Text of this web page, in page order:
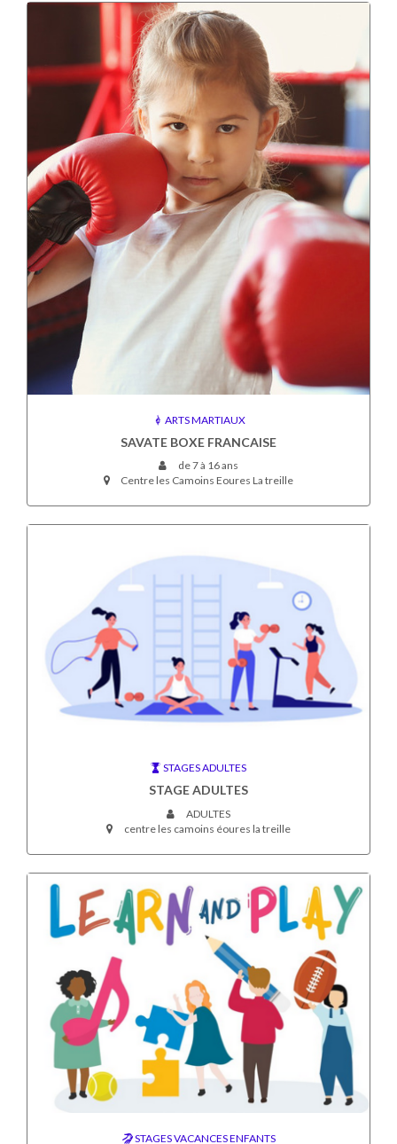
ARTS MARTIAUX
SAVATE BOXE FRANCAISE
de 7 à 16 ans
Centre les Camoins Eoures La treille
STAGES ADULTES
STAGE ADULTES
ADULTES
centre les camoins éoures la treille
STAGES VACANCES ENFANTS